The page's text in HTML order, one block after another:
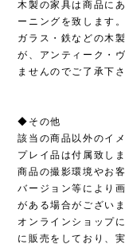
木製の家具は商品に
ーニングを致します。
ガラス・鉄などの木
が、アンティーク・
ませんのでご了承下さ
◆その他
該当の商品以外のイ
プレイ品は付属致しま
商品の撮影環境やお
バージョン等により
がある場合がございま
オンラインショップ
に販売をしており、